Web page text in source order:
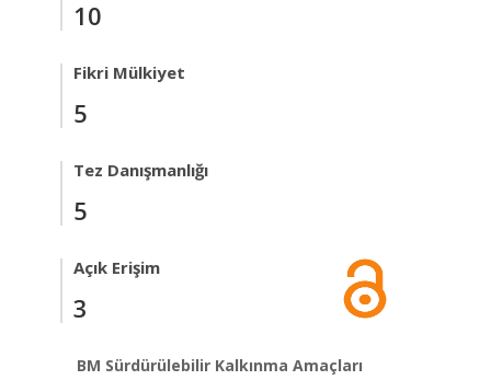
10
Fikri Mülkiyet
5
Tez Danışmanlığı
5
Açık Erişim
3
BM Sürdürülebilir Kalkınma Amaçları